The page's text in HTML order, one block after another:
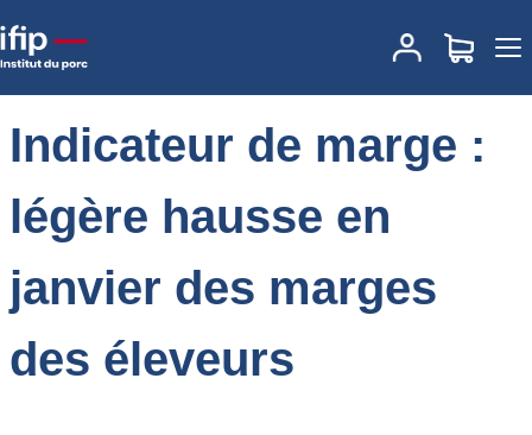
Accueil Actualités des marchés
Indicateur de
marge : légère hausse en janvier des marges des éleveurs
Indicateur de marge :
légère hausse en
janvier des marges
des éleveurs